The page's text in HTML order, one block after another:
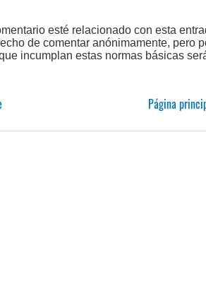
esté relacionado con esta
de comentar anónimamente, pero
incumplan estas normas básicas
Página